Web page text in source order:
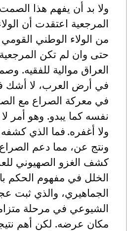
ولا بد أن يفهم هذا
المرجعية اعتقدت أن
من الولاء الوطني
حتى وان لم تكن
العراق موالية للفقيه.
في أرض العرب، لا أشك
في معركة الصراع مع
نفسه كما يبدو. وهو أمر
ولا أغفره. فما الذي كشفه
ونتج عن، مما دعم
كشف الغزو الصهيوني
الخلل في مفهوم الحكم
الجماهيري، والذي ثبت
الشيوعي في مرحلة
مكان عرضه. لكن أهم